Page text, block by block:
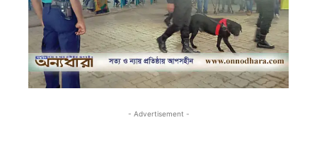
- Advertisement -